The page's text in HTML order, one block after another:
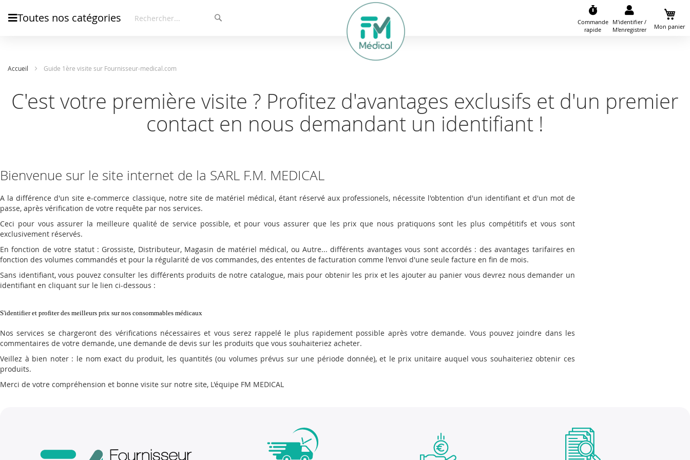
Toutes nos catégories
Commande
rapide
Mon panier
M'identifier /
M'enregistrer
Accueil Guide 1ère visite sur Fournisseur-medical.com
C'est votre première visite ? Profitez d'avantages exclusifs et d'un premier
contact en nous demandant un identifiant !
Bienvenue sur le site internet de la SARL F.M. MEDICAL
A la différence d'un site e-commerce classique, notre site de matériel médical, étant réservé aux professionels, nécessite l'obtention d'un identifiant et d'un mot de
passe, après vérification de votre requête par nos services.
Ceci pour vous assurer la meilleure qualité de service possible, et pour vous assurer que les prix que nous pratiquons sont les plus compétitifs et vous sont
exclusivement réservés.
En fonction de votre statut : Grossiste, Distributeur, Magasin de matériel médical, ou Autre... différents avantages vous sont accordés : des avantages tarifaires en
fonction des volumes commandés et pour la régularité de vos commandes, des ententes de facturation comme l'envoi d'une seule facture en fin de mois.
Sans identifiant, vous pouvez consulter les différents produits de notre catalogue, mais pour obtenir les prix et les ajouter au panier vous devrez nous demander un
identifiant en cliquant sur le lien ci-dessous :
S'identifier et profiter des meilleurs prix sur nos consommables médicaux
Nos services se chargeront des vérifications nécessaires et vous serez rappelé le plus rapidement possible après votre demande. Vous pouvez joindre dans les
commentaires de votre demande, une demande de devis sur les produits que vous souhaiteriez acheter.
Veillez à bien noter : le nom exact du produit, les quantités (ou volumes prévus sur une période donnée), et le prix unitaire auquel vous souhaiteriez obtenir ces
produits.
Merci de votre compréhension et bonne visite sur notre site, L'équipe FM MEDICAL